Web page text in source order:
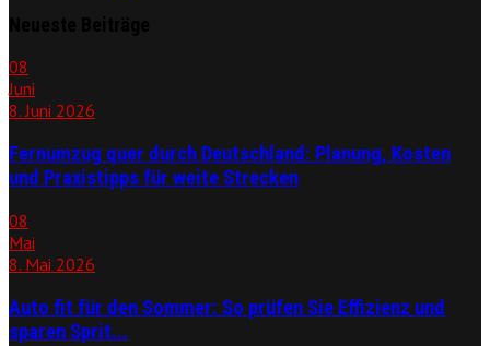
08
Juni
8. Juni 2026
Fernumzug quer durch Deutschland: Planung, Kosten
und Praxistipps für weite Strecken
08
Mai
8. Mai 2026
Auto fit für den Sommer: So prüfen Sie Effizienz und
sparen Sprit...